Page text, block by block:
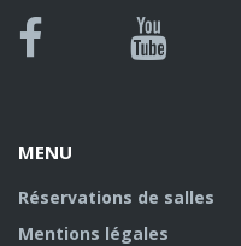
Bluesky
Canal
MENU
Réservations de salles
Mentions légales